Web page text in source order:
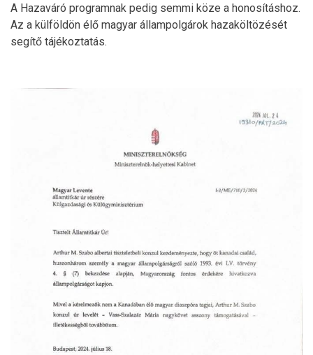
A Hazaváró programnak pedig semmi köze a honosításhoz.
Az a külföldön élő magyar állampolgárok hazaköltözését
segítő tájékoztatás.